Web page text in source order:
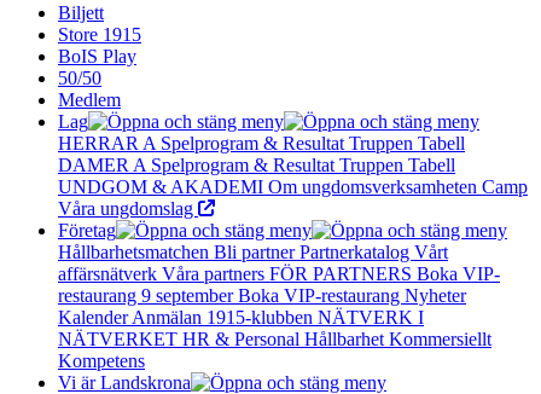
Biljett
Store 1915
BoIS Play
50/50
Medlem
Lag
HERRAR A Spelprogram & Resultat Truppen Tabell
DAMER A Spelprogram & Resultat Truppen Tabell
UNDGOM & AKADEMI Om ungdomsverksamheten Camp
Våra ungdomslag
Företag
Hållbarhetsmatchen Bli partnerPartnerkatalog Vårt
affärsnätverk Våra partners FÖR PARTNERS Boka VIP-
restaurang 9 septemberBoka VIP-restaurang Nyheter
KalenderAnmälan 1915-klubben NÄTVERK I
NÄTVERKET HR & Personal Hållbarhet Kommersiellt
Kompetens
Vi är Landskrona